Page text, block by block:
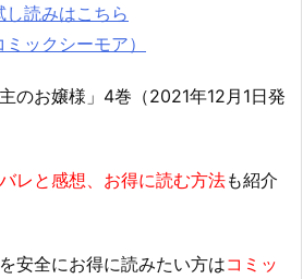
し読みはこちら
ミックシーモア）
のお嬢様」4巻（2021年12月1日発
レと感想、お得に読む方法も紹介
安全にお得に読みたい方はコミッ